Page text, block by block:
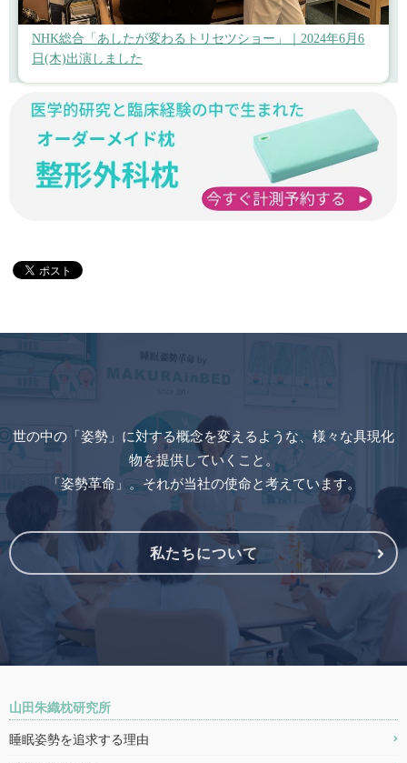
NHK総合「あしたが変わるトリセツショー」｜2024年6月6
日(木)出演しました
世の中の「姿勢」に対する概念を変えるような、様々な具現化
物を提供していくこと。
「姿勢革命」。それが当社の使命と考えています。
私たちについて
山田朱織枕研究所
睡眠姿勢を追求する理由